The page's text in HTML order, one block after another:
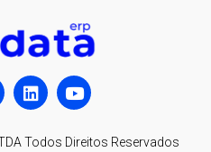
Todos Direitos Reservados